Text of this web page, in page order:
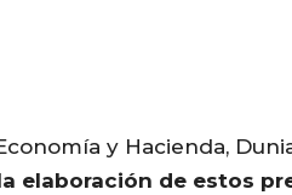
y Hacienda,
elaboración de estos